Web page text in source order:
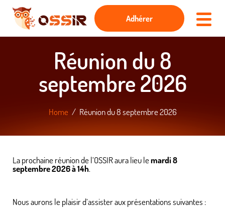
Adhérer
Réunion du 8
septembre 2026
Home Réunion du 8 septembre 2026
La prochaine réunion de l’OSSIR aura lieu lemardi 8
septembre 2026 à 14h.
Nous aurons le plaisir d’assister aux présentations suivantes :